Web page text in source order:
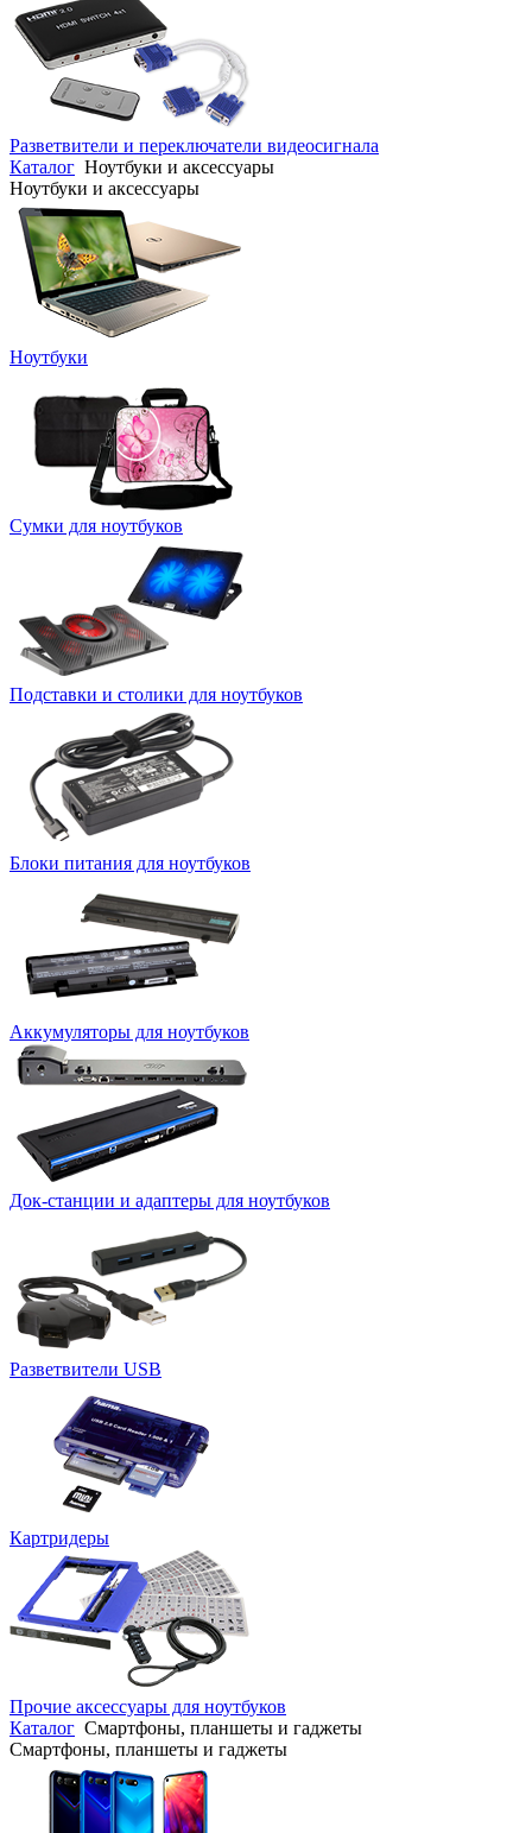
Разветвители и переключатели видеосигнала
Каталог Ноутбуки и аксессуары
Ноутбуки и аксессуары
Ноутбуки
Сумки для ноутбуков
Подставки и столики для ноутбуков
Блоки питания для ноутбуков
Аккумуляторы для ноутбуков
Док-станции и адаптеры для ноутбуков
Разветвители USB
Картридеры
Прочие аксессуары для ноутбуков
Каталог Смартфоны, планшеты и гаджеты
Смартфоны, планшеты и гаджеты